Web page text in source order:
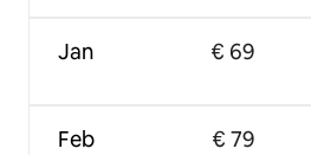
Jan
Feb
€ 69
€ 79